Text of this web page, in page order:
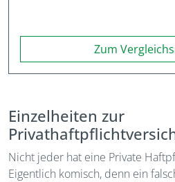
Zum
Einzelheiten zur
Nicht jeder hat eine Private
Eigentlich komisch, denn ein